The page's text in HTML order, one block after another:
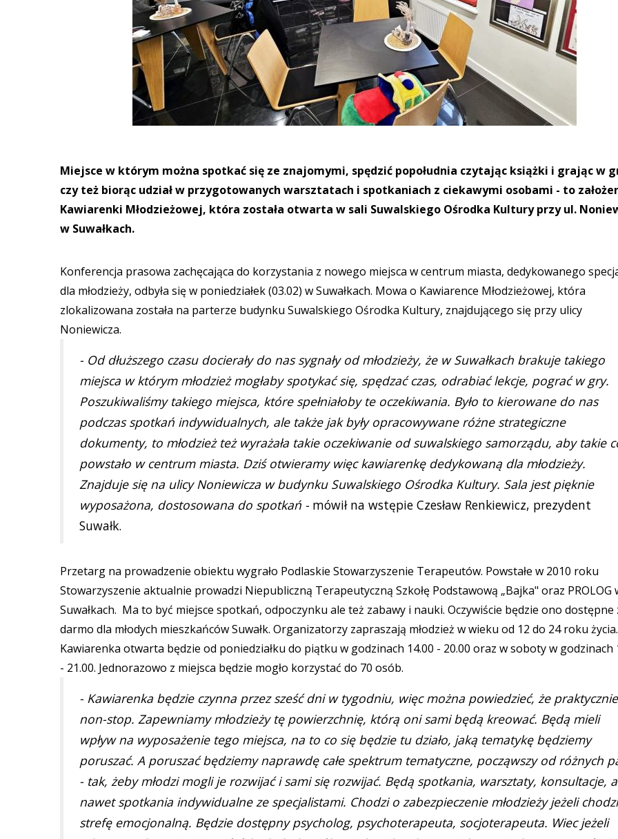
Miejsce w którym można spotkać się ze znajomymi, spędzić popołudnia czytając książki i grając w
czy też biorąc udział w przygotowanych warsztatach i spotkaniach z ciekawymi osobami - to
Kawiarenki Młodzieżowej, która została otwarta w sali Suwalskiego Ośrodka Kultury przy ul.
w Suwałkach.
Konferencja prasowa zachęcająca do korzystania z nowego miejsca w centrum miasta, dedykowanego
dla młodzieży, odbyła się w poniedziałek (03.02) w Suwałkach. Mowa o Kawiarence Młodzieżowej, która
zlokalizowana została na parterze budynku Suwalskiego Ośrodka Kultury, znajdującego się przy ulicy
Noniewicza.
- Od dłuższego czasu docierały do nas sygnały od młodzieży, że w Suwałkach brakuje takiego
miejsca w którym młodzież mogłaby spotykać się, spędzać czas, odrabiać lekcje, pograć w gry.
Poszukiwaliśmy takiego miejsca, które spełniałoby te oczekiwania. Było to kierowane do nas
podczas spotkań indywidualnych, ale także jak były opracowywane różne strategiczne
dokumenty, to młodzież też wyrażała takie oczekiwanie od suwalskiego samorządu, aby takie
powstało w centrum miasta. Dziś otwieramy więc kawiarenkę dedykowaną dla młodzieży.
Znajduje się na ulicy Noniewicza w budynku Suwalskiego Ośrodka Kultury. Sala jest pięknie
wyposażona, dostosowana do spotkań - mówił na wstępie Czesław Renkiewicz, prezydent
Suwałk.
Przetarg na prowadzenie obiektu wygrało Podlaskie Stowarzyszenie Terapeutów. Powstałe w 2010 roku
Stowarzyszenie aktualnie prowadzi Niepubliczną Terapeutyczną Szkołę Podstawową „Bajka" oraz PROLOG
Suwałkach. Ma to być miejsce spotkań, odpoczynku ale też zabawy i nauki. Oczywiście będzie ono dostępne
darmo dla młodych mieszkańców Suwałk. Organizatorzy zapraszają młodzież w wieku od 12 do 24 roku życia.
Kawiarenka otwarta będzie od poniedziałku do piątku w godzinach 14.00 - 20.00 oraz w soboty w godzinach
- 21.00. Jednorazowo z miejsca będzie mogło korzystać do 70 osób.
- Kawiarenka będzie czynna przez sześć dni w tygodniu, więc można powiedzieć, że praktycznie
non-stop. Zapewniamy młodzieży tę powierzchnię, którą oni sami będą kreować. Będą mieli
wpływ na wyposażenie tego miejsca, na to co się będzie tu działo, jaką tematykę będziemy
poruszać. A poruszać będziemy naprawdę całe spektrum tematyczne, począwszy od różnych
- tak, żeby młodzi mogli je rozwijać i sami się rozwijać. Będą spotkania, warsztaty, konsultacje, a
nawet spotkania indywidualne ze specjalistami. Chodzi o zabezpieczenie młodzieży jeżeli
strefę emocjonalną. Będzie dostępny psycholog, psychoterapeuta, socjoterapeuta. Wiec jeżeli